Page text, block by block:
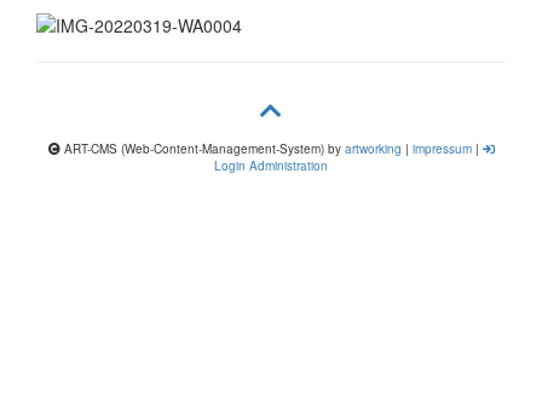
ART-CMS (Web-Content-Management-System) by artworking | impressum|
Login Administration